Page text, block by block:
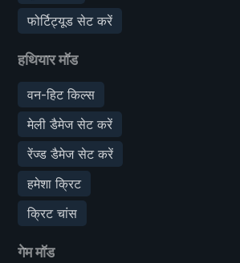
फोर्टिट्यूड सेट करें
हथियार मॉड
वन-हिट किल्स
मेली डैमेज सेट करें
रेंज्ड डैमेज सेट करें
हमेशा क्रिट
क्रिट चांस
गेम मॉड